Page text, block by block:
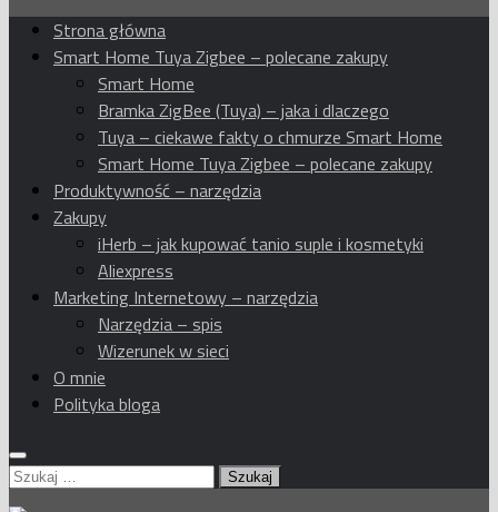
Strona główna
Smart Home Tuya Zigbee – polecane zakupy
Smart Home
Bramka ZigBee (Tuya) – jaka i dlaczego
Tuya – ciekawe fakty o chmurze Smart Home
Smart Home Tuya Zigbee – polecane zakupy
Produktywność – narzędzia
Zakupy
iHerb – jak kupować tanio suple i kosmetyki
Aliexpress
Marketing Internetowy – narzędzia
Narzędzia – spis
Wizerunek w sieci
O mnie
Polityka bloga
Szukaj: